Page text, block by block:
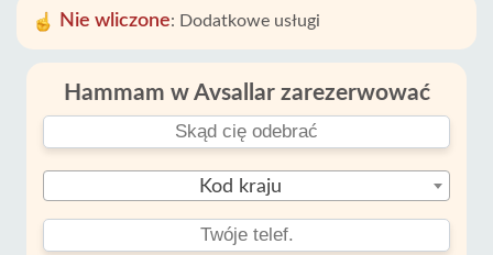
Nie wliczone: Dodatkowe usługi
Hammam w Avsallar zarezerwować
Kod kraju